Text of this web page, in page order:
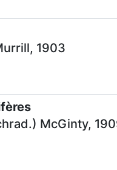
1903
McGinty,